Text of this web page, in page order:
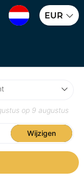
EUR
op 9 augustus
Wijzigen